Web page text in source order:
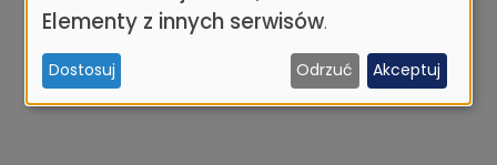
osobowych
i
ciasteczek
Elementy z innych serwisów.
Dostosuj Odrzuć Akceptuj